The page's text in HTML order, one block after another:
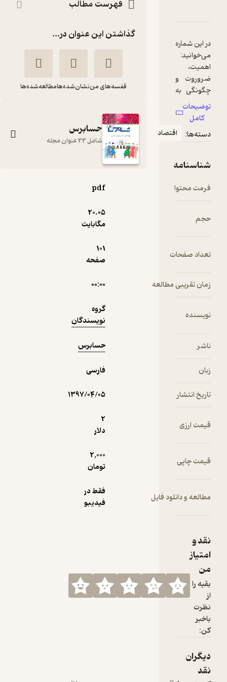
دربارۀ دوماهنامه حسابرس شماره 73
در این شماره
اهمیت،
ضروروت و
چگونگی به
کارگیری
استاندارهای
بین‌المللی
گزارشگری
به کار گیری
ضرورت
انتخاب
حسابداری
توضیحات
کامل
دسته‌ها:
اقتصاد
شناسنامه
فرمت محتوا pdf
حجم
20.۰۵
مگابایت
تعداد صفحات
صفحه
زمان تقریبی مطالعه ۰۰:۰۰
نویسنده
گروه
نویسندگان
ناشر حسابرس
زبان فارسی
تاریخ انتشار ۱۳۹۷/۰۴/۰۵
قیمت ارزی
دلار
قیمت چاپی
2,000
تومان
مطالعه و دانلود فایل
فقط در
فیدیبو
نقد و
امتیاز
من
بقیه را
نظرت
باخبر
کن:
دیگران
نقد
فهرست مطالب
گذاشتن این عنوان در...
قفسه‌های من نشان‌شده‌هامطالعه‌شده‌ها
حسابرس
شامل 33 عنوان مجله
دوماهنامه حسابرس
گروه نویسندگان
نمونه